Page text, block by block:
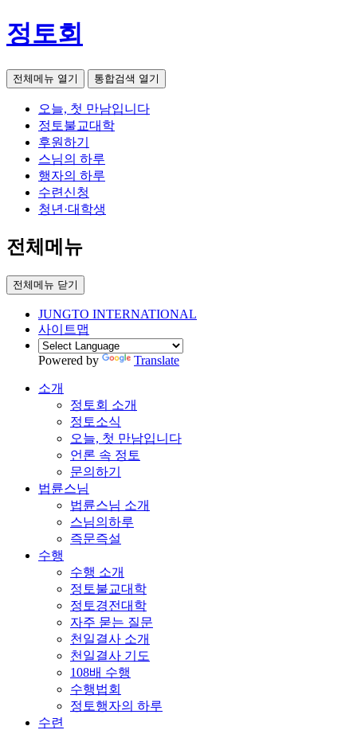
정토회
전체메뉴 열기 통합검색 열기
오늘, 첫 만남입니다
정토불교대학
후원하기
스님의 하루
행자의 하루
수련신청
청년·대학생
전체메뉴
전체메뉴 닫기
JUNGTO INTERNATIONAL
사이트맵
Powered by Translate
소개
정토회 소개
정토소식
오늘, 첫 만남입니다
언론 속 정토
문의하기
법륜스님
법륜스님 소개
스님의하루
즉문즉설
수행
수행 소개
정토불교대학
정토경전대학
자주 묻는 질문
천일결사 소개
천일결사 기도
108배 수행
수행법회
정토행자의 하루
수련